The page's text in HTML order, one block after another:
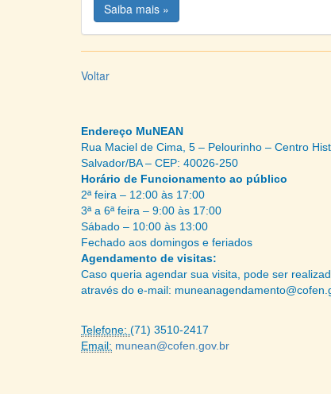
Saiba mais »
Voltar
Endereço MuNEAN
Rua Maciel de Cima, 5 – Pelourinho – Centro
Salvador/BA – CEP: 40026-250
Horário de Funcionamento ao público
2ª feira – 12:00 às 17:00
3ª a 6ª feira – 9:00 às 17:00
Sábado – 10:00 às 13:00
Fechado aos domingos e feriados
Agendamento de visitas:
Caso queria agendar sua visita, pode ser
através do e-mail:
Telefone: (71) 3510-2417
Email: munean@cofen.gov.br